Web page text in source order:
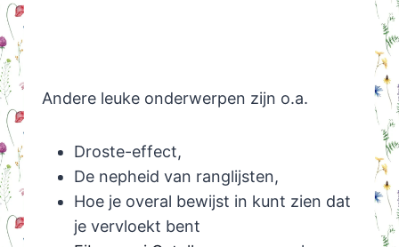
Andere leuke onderwerpen zijn o.a.
Droste-effect,
De nepheid van ranglijsten,
Hoe je overal bewijst in kunt zien dat
je vervloekt bent